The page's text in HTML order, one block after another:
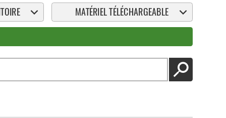
MATÉRIEL TÉLÉCHARGEABLE
LANCER